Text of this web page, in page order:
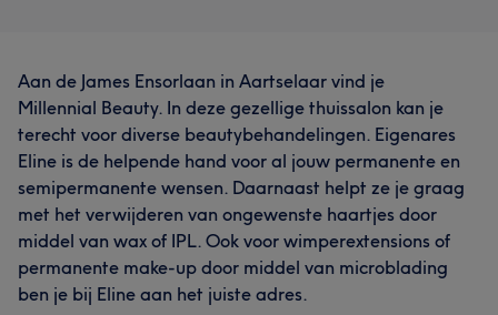
Aan de James Ensorlaan in Aartselaar vind je
Millennial Beauty. In deze gezellige thuissalon kan je
terecht voor diverse beautybehandelingen. Eigenares
Eline is de helpende hand voor al jouw permanente en
semipermanente wensen. Daarnaast helpt ze je graag
met het verwijderen van ongewenste haartjes door
middel van wax of IPL. Ook voor wimperextensions of
permanente make-up door middel van microblading
ben je bij Eline aan het juiste adres.